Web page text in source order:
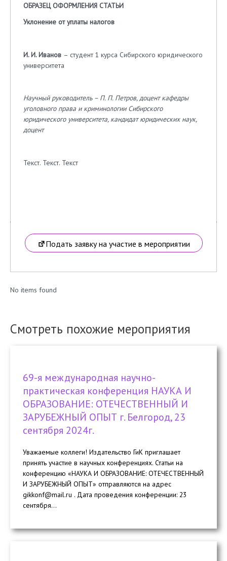
ОБРАЗЕЦ ОФОРМЛЕНИЯ СТАТЬИ
Уклонение от уплаты налогов
И. И. Иванов – студент 1 курса Сибирского юридического
университета
Научный руководитель – П. П. Петров, доцент кафедры
уголовного права и криминологии Сибирского
юридического университета, кандидат юридических наук,
доцент
Текст. Текст. Текст
Подать заявку на участие в мероприятии
No items found
Смотреть похожие мероприятия
69-я международная научно-
практическая конференция НАУКА И
ОБРАЗОВАНИЕ: ОТЕЧЕСТВЕННЫЙ И
ЗАРУБЕЖНЫЙ ОПЫТ г. Белгород, 23
сентября 2024г.
Уважаемые коллеги! Издательство ГиК приглашает
принять участие в научных конференциях. Статьи на
конференцию «НАУКА И ОБРАЗОВАНИЕ: ОТЕЧЕСТВЕННЫЙ
И ЗАРУБЕЖНЫЙ ОПЫТ» отправляются на адрес
gikkonf@mail.ru . Дата проведения конференции: 23
cентября...